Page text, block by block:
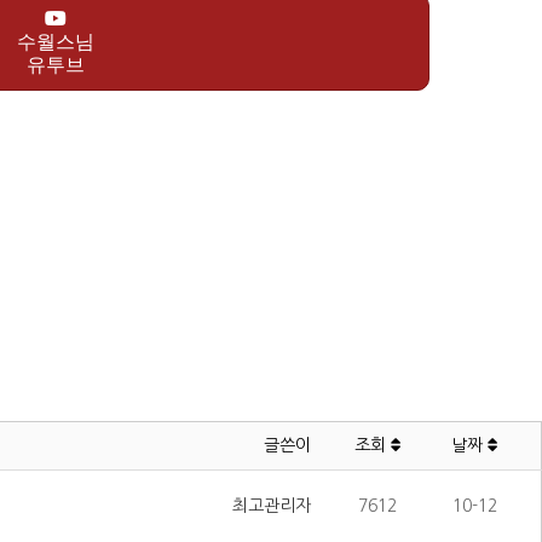
수월스님
유투브
글쓴이 조회 날짜
최고관리자 7612 10-12